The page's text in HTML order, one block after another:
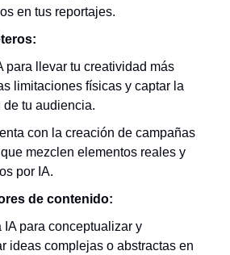
en tus reportajes.
para llevar tu creatividad más
limitaciones físicas y captar la
de tu audiencia.
con la creación de campañas
mezclen elementos reales y
por IA.
de contenido:
IA para conceptualizar y
ideas complejas o abstractas en